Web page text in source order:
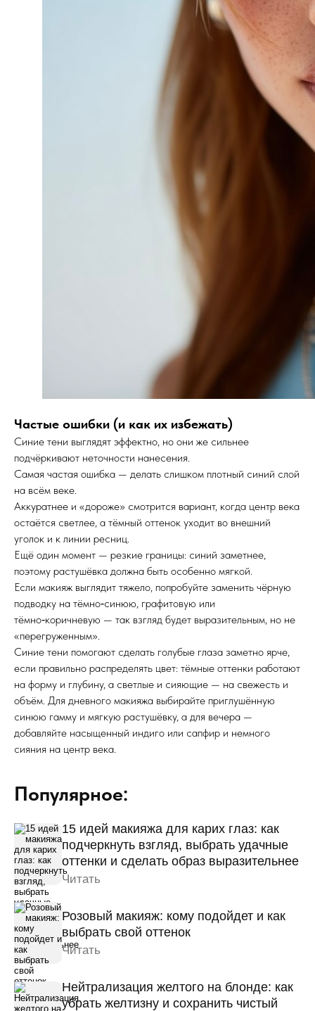
Частые ошибки (и как их избежать)
Синие тени выглядят эффектно, но они же сильнее
подчёркивают неточности нанесения.
Самая частая ошибка — делать слишком плотный синий слой
на всём веке.
Аккуратнее и «дороже» смотрится вариант, когда центр века
остаётся светлее, а тёмный оттенок уходит во внешний
уголок и к линии ресниц.
Ещё один момент — резкие границы: синий заметнее,
поэтому растушёвка должна быть особенно мягкой.
Если макияж выглядит тяжело, попробуйте заменить чёрную
подводку на тёмно‑синюю, графитовую или
тёмно‑коричневую — так взгляд будет выразительным, но не
«перегруженным».
Синие тени помогают сделать голубые глаза заметно ярче,
если правильно распределять цвет: тёмные оттенки работают
на форму и глубину, а светлые и сияющие — на свежесть и
объём. Для дневного макияжа выбирайте приглушённую
синюю гамму и мягкую растушёвку, а для вечера —
добавляйте насыщенный индиго или сапфир и немного
сияния на центр века.
Популярное:
15 идей макияжа для карих глаз: как
подчеркнуть взгляд, выбрать удачные
оттенки и сделать образ выразительнее
Читать
Розовый макияж: кому подойдет и как
выбрать свой оттенок
Читать
Нейтрализация желтого на блонде: как
убрать желтизну и сохранить чистый